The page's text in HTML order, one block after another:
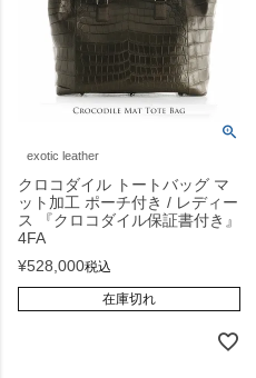
exotic leather
クロコダイル トートバッグ マ
ット加工 ポーチ付き / レディー
ス 『クロコダイル保証書付き』
4FA
¥528,000税込
在庫切れ